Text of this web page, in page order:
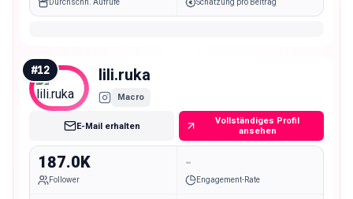
Durchschn. Aufrufe Schätzung pro Beitrag
#12 lili.ruka
Macro
E-Mail erhalten
Vollständiges Profil
ansehen
187.0K
Follower
-
Engagement-Rate